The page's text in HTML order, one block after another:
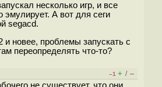
несколько игр, и все
А вот для сеги
segacd.
и новее, проблемы запускать с
переопределять что-то?
–1 + / –